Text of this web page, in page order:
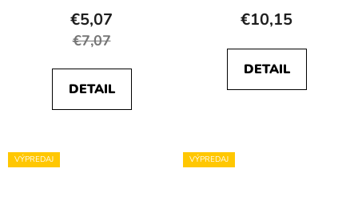
€5,07
€7,07
DETAIL
€10,15
DETAIL
VÝPREDAJ VÝPREDAJ